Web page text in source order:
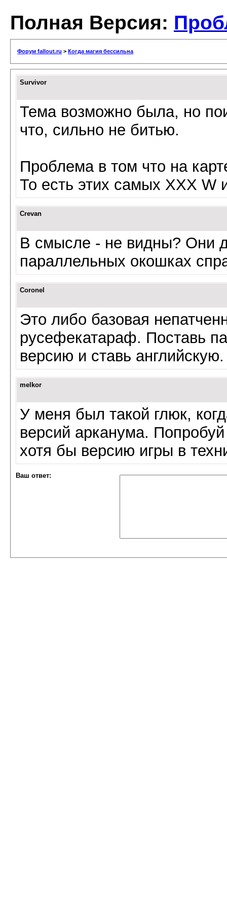
Полная Версия:
Форум fallout.ru > Когда магия бессильна
Survivor
Тема возможно была, но
что, сильно не битью.
Проблема в том что на
То есть этих самых ХХХ W
Crevan
В смысле - не видны? Они
параллельных окошках
Coronel
Это либо базовая
русефекатараф. Поставь
версию и ставь английскую.
melkor
У меня был такой глюк,
версий арканума.
хотя бы версию игры в
Ваш ответ: